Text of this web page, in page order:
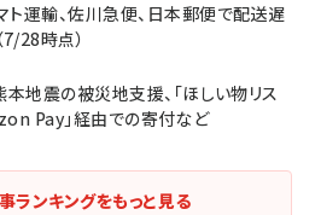
ト運輸、佐川急便、日本郵便で配送遅
28時点）
地震の被災地支援、「ほしい物リス
Pay」経由での寄付など
ランキングをもっと見る